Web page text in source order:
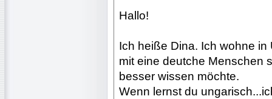
Hallo!
Ich heiße Dina. Ich wohne
mit eine deutche Menschen
besser wissen möchte.
Wenn lernst du